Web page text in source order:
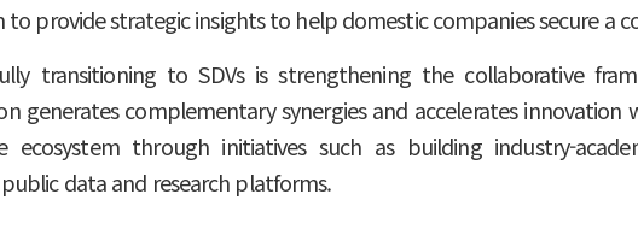
to provide strategic insights to help domestic companies secure a
transitioning to SDVs is strengthening the collaborative
generates complementary synergies and accelerates
ecosystem through initiatives such as building industry-
data and research platforms.